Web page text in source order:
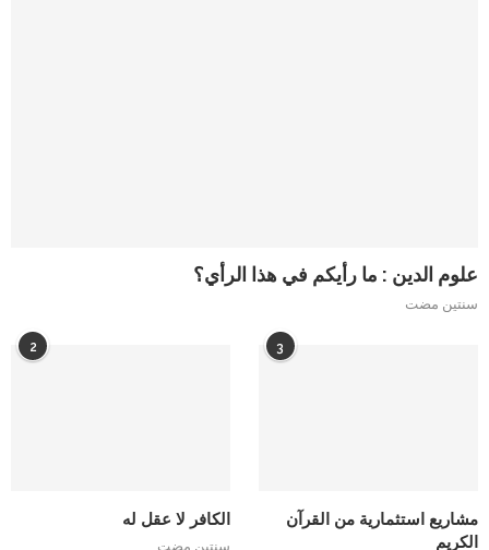
علوم الدين : ما رأيكم في هذا الرأي؟
سنتين مضت
2
الكافر لا عقل له
3
مشاريع استثمارية من القرآن
الكريم